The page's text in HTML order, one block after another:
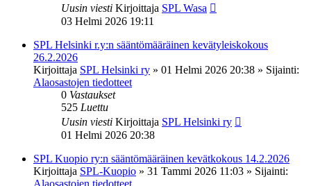
Uusin viesti Kirjoittaja SPL Wasa
03 Helmi 2026 19:11
SPL Helsinki r.y:n sääntömääräinen kevätyleiskokous
26.2.2026
Kirjoittaja SPL Helsinki ry » 01 Helmi 2026 20:38 » Sijainti:
Alaosastojen tiedotteet
0 Vastaukset
525 Luettu
Uusin viesti Kirjoittaja SPL Helsinki ry
01 Helmi 2026 20:38
SPL Kuopio ry:n sääntömääräinen kevätkokous 14.2.2026
Kirjoittaja SPL-Kuopio » 31 Tammi 2026 11:03 » Sijainti:
Alaosastojen tiedotteet